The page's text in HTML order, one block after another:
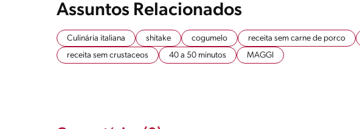
Assuntos Relacionados
Culinária italiana shitake cogumelo receita sem carne de porco
receita sem crustaceos
40 a 50 minutos MAGGI